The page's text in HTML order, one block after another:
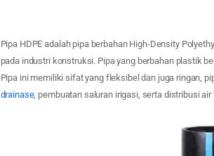
Pipa HDPE adalah pipa berbahan High-Density
pada industri konstruksi. Pipa yang berbahan plastik
Pipa ini memiliki sifat yang fleksibel dan juga ringan,
drainase, pembuatan saluran irigasi, serta distribusi air